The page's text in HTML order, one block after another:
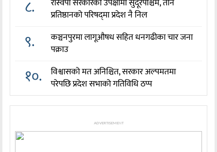
८.
रास्वपा सरकारको उपेक्षामा सुदूरपश्चिम, तीन
प्रतिष्ठानको परिषद्‌मा प्रदेश नै निल
९.
कञ्चनपुरमा लागूऔषध सहित धनगढीका चार जना
पक्राउ
१०.
विश्वासको मत अनिश्चित, सरकार अल्पमतमा
परेपछि प्रदेश सभाको गतिविधि ठप्प
ADVERTISEMENT